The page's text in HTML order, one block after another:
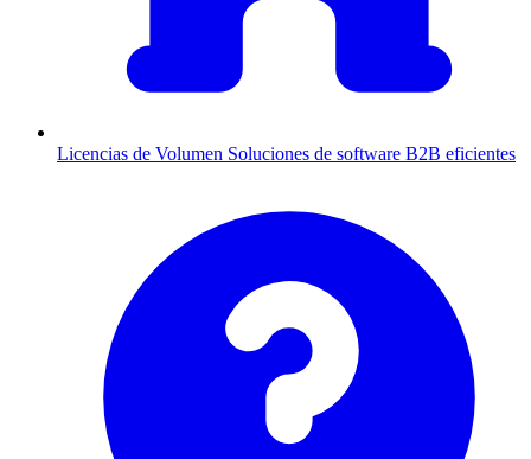
Licencias de Volumen Soluciones de software B2B eficientes